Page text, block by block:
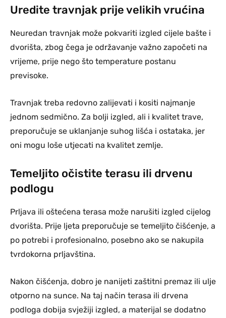
Uredite travnjak prije velikih vrućina
Neuredan travnjak može pokvariti izgled cijele bašte i
dvorišta, zbog čega je održavanje važno započeti na
vrijeme, prije nego što temperature postanu
previsoke.
Travnjak treba redovno zalijevati i kositi najmanje
jednom sedmično. Za bolji izgled, ali i kvalitet trave,
preporučuje se uklanjanje suhog lišća i ostataka, jer
oni mogu loše utjecati na kvalitet zemlje.
Temeljito očistite terasu ili drvenu
podlogu
Prljava ili oštećena terasa može narušiti izgled cijelog
dvorišta. Prije ljeta preporučuje se temeljito čišćenje, a
po potrebi i profesionalno, posebno ako se nakupila
tvrdokorna prljavština.
Nakon čišćenja, dobro je nanijeti zaštitni premaz ili ulje
otporno na sunce. Na taj način terasa ili drvena
podloga dobija svježiji izgled, a materijal se dodatno